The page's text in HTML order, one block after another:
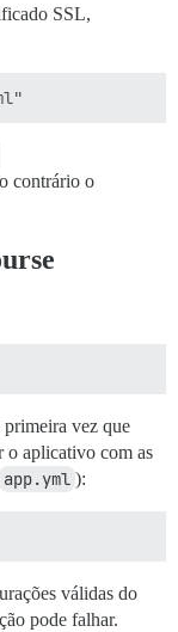
SSL,
contrário o
vez que
o aplicativo com as
app.yml ):
válidas do
pode falhar.